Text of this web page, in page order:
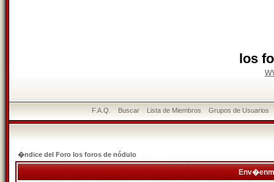
los
F.A.Q. Buscar Lista de Miembros Grupos de Usuarios
�ndice del Foro los foros de nódulo